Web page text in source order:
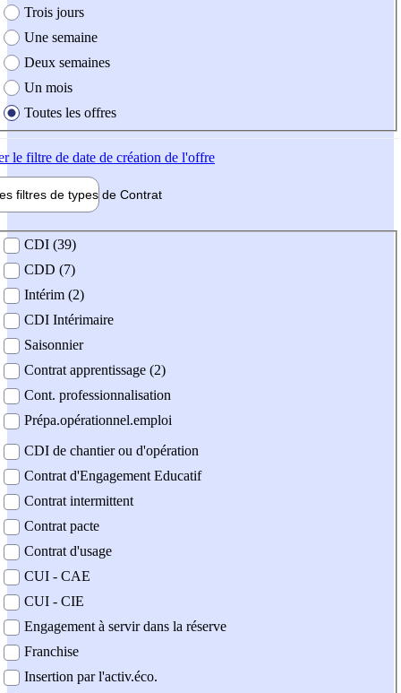
Trois jours
Une semaine
Deux semaines
Un mois
Toutes les offres
le filtre de date de création de l'offre
filtres de types de Contrat
contrat
CDI (39)
CDD (7)
Intérim (2)
CDI Intérimaire
Saisonnier
Contrat apprentissage (2)
Cont. professionnalisation
Prépa.opérationnel.emploi
CDI de chantier ou d'opération
Contrat d'Engagement Educatif
Contrat intermittent
Contrat pacte
Contrat d'usage
CUI - CAE
CUI - CIE
Engagement à servir dans la réserve
Franchise
Insertion par l'activ.éco.